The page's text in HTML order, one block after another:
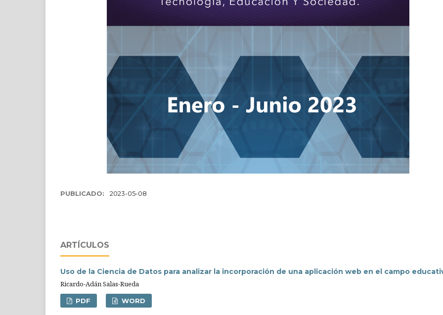
PUBLICADO: 2023-05-08
ARTÍCULOS
Uso de la Ciencia de Datos para analizar la incorporación de una aplicación web en el campo
Ricardo-Adán Salas-Rueda
PDF WORD